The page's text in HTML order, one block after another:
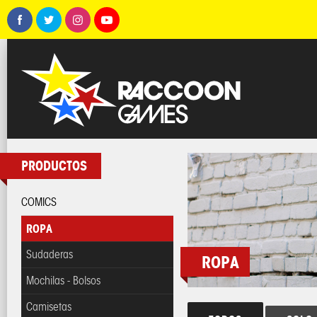
PRODUCTOS
COMICS
ROPA
Sudaderas
Mochilas - Bolsos
Camisetas
ROPA